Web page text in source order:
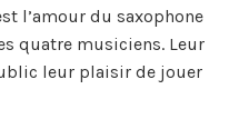
l’amour du saxophone
quatre musiciens. Leur
leur plaisir de jouer